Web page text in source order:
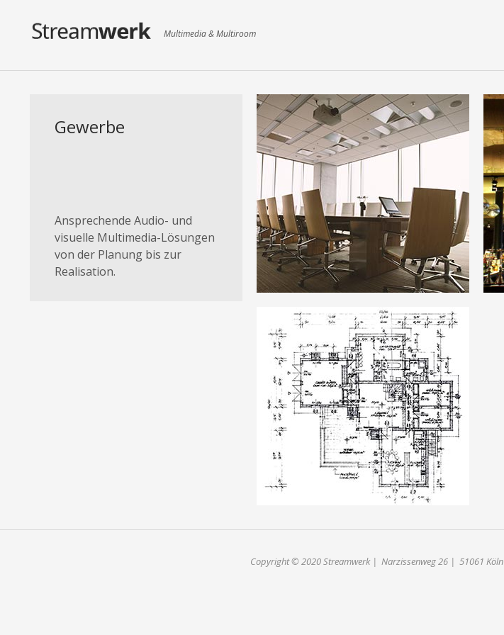
Multimedia & Multiroom
Gewerbe
Ansprechende Audio- und
visuelle Multimedia-Lösungen
von der Planung bis zur
Realisation.
Büro- und
Praxisräume
Objektbezogene, werbefreie
Hintergrundmusik, dezent
verbaut, einfach zu bedienen.
Mehr erfahren!
Architekten und
Bauherren
Wir planen direkt mit Ihrem
Architekten und unterstützen
Sie beim Neubau.
Mehr erfahren!
Copyright© 2020Streamwerk | Narzissenweg 26 | 51061 Köln